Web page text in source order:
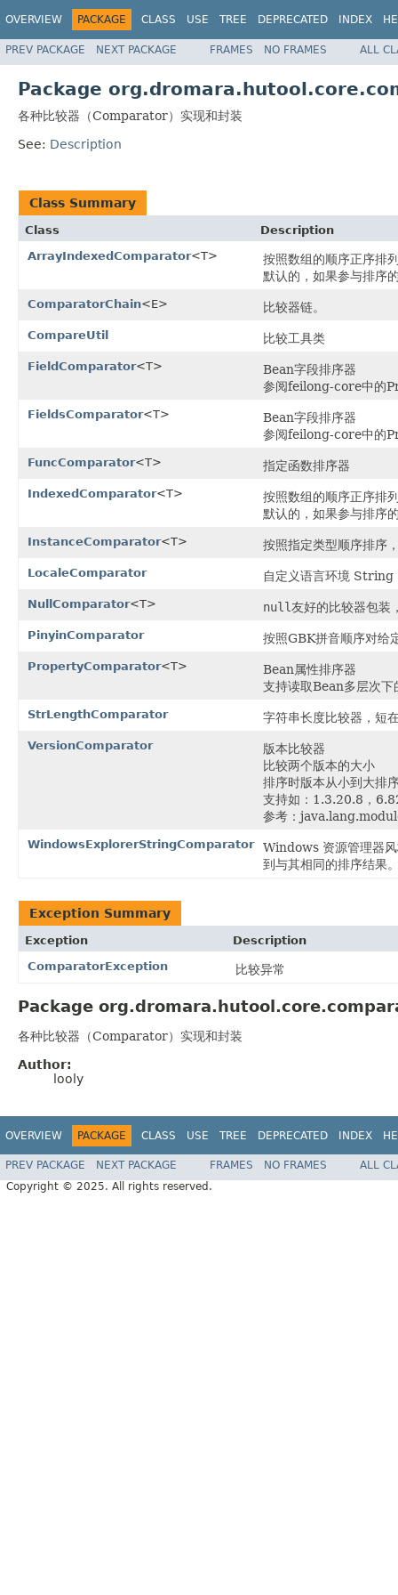
OVERVIEW PACKAGE CLASS USE TREE DEPRECATED INDEX
PREV PACKAGE NEXT PACKAGE FRAMES NO FRAMES ALL
Package
各种比较器（Comparator）实现和封装
See: Description
Class Summary
Class
Description
ArrayIndexedComparator<T>
按照数组的顺序正序排
默认的，如果参与排序
ComparatorChain<E> 比较器链。
CompareUtil 比较工具类
FieldComparator<T>
Bean字段排序器
参阅feilong-core中的
FieldsComparator<T>
Bean字段排序器
参阅feilong-core中的
FuncComparator<T> 指定函数排序器
IndexedComparator<T>
按照数组的顺序正序排
默认的，如果参与排序
InstanceComparator<T> 按照指定类型顺序排序
LocaleComparator 自定义语言环境 String
NullComparator<T> null友好的比较器包
PinyinComparator 按照GBK拼音顺序对给
PropertyComparator<T>
Bean属性排序器
支持读取Bean多层次下
StrLengthComparator 字符串长度比较器，短
VersionComparator
版本比较器
比较两个版本的大小
排序时版本从小到大排
支持如：1.3.20.8，
参考：
WindowsExplorerStringComparator
Windows 资源管理器
到与其相同的排序结果
Exception Summary
Exception
Description
ComparatorException
比较异常
Package
各种比较器（Comparator）实现和封装
Author:
looly
OVERVIEW PACKAGE CLASS USE TREE DEPRECATED INDEX
PREV PACKAGE NEXT PACKAGE FRAMES NO FRAMES
ALL
Copyright © 2025. All rights reserved.